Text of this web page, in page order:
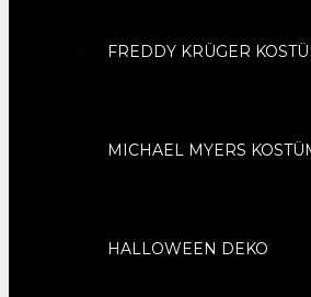
FREDDY KRÜGER
MICHAEL MYERS
HALLOWEEN DEKO